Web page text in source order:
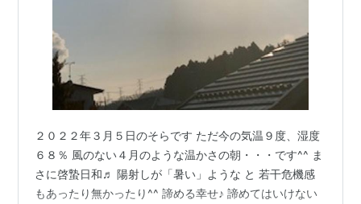
２０２２年３月５日のそらです ただ今の気温９度、湿度
６８％ 風のない４月のような温かさの朝・・・です^^ ま
さに啓蟄日和♬ 陽射しが「暑い」ような と 若干危機感
もあったり無かったり^^ 諦める幸せ♪ 諦めてはいけない